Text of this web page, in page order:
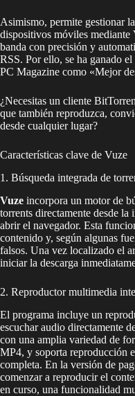
Asimismo, permite gestionar
dispositivos móviles mediante
banda con precisión y
RSS. Por ello, se ha ganado
PC Magazine como «Mejor
¿Necesitas un cliente
que también reproduzca,
desde cualquier lugar?
Características clave de Vuze
1. Búsqueda integrada de
Vuze incorpora un motor de
torrents directamente desde la
abrir el navegador. Esta
contenido y, según algunas
falsos. Una vez localizado el
iniciar la descarga
2. Reproductor multimedia
El programa incluye un
escuchar audio directamente
con una amplia variedad de
MP4, y soporta reproducción
completa. En la versión de
comenzar a reproducir el
en curso, una funcionalidad